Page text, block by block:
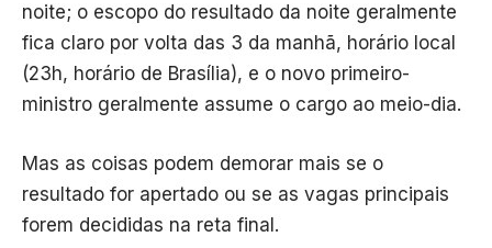
noite; o escopo do resultado da noite geralmente
fica claro por volta das 3 da manhã, horário local
(23h, horário de Brasília), e o novo primeiro-
ministro geralmente assume o cargo ao meio-dia.
Mas as coisas podem demorar mais se o
resultado for apertado ou se as vagas principais
forem decididas na reta final.